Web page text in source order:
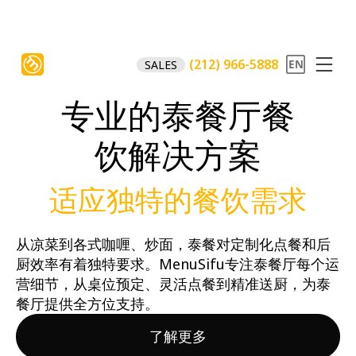
SALES (212) 966-5888
专业的泰餐厅餐
饮解决方案
适应独特的餐饮需求
从凉菜到各式咖喱、炒面，泰餐对定制化点餐和后
厨效率有着独特要求。MenuSifu专注泰餐厅每个运
营细节，从桌位预定、灵活点餐到精准送厨，为泰
餐厅提供全方位支持。
了解更多